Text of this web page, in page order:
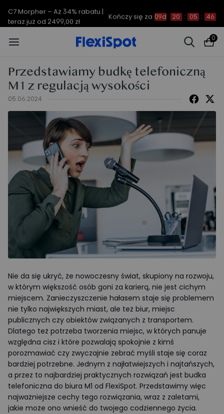
C7 Morpher – Aż 34% rabatu |
teraz już od 2499,00 zł
Kończy się za 09d 20 : 05 : 46
0
Przedstawiamy budkę telefoniczną
M1 z regulacją wysokości
05.06.2024
Nie da się ukryć, że nowoczesny świat, skupiony na rozwoju,
w którym większość osób goni za karierą, nie jest cichym
miejscem. Zanieczyszczenie hałasem staje się problemem
nie tylko największych miast, ale też biur, miejsc
publicznych czy obiektów związanych z transportem.
Dlatego też potrzeba tworzenia miejsc, w których panuje
względna cisz i które pozwalają spokojnie z kimś
porozmawiać czy zwyczajnie zebrać myśli staje się coraz
bardziej potrzebne. Jednym z najłatwiejszych i najtańszych,
a przez to najbardziej praktycznych rozwiązań jest budka
telefoniczna do biura M1 od FlexiSpot. Przedstawimy więc
najważniejsze cechy tego rozwiązania, wraz z zaletami,
jakie może ono wnieść do twojego codziennego życia.